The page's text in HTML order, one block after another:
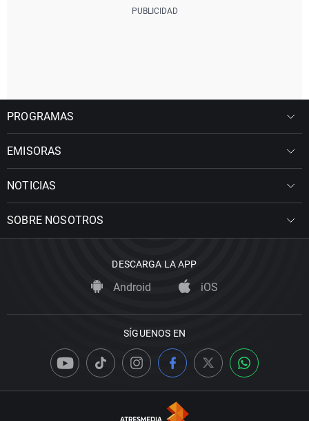
PROGRAMAS
EMISORAS
NOTICIAS
SOBRE NOSOTROS
DESCARGA LA APP
Android iOS
SÍGUENOS EN